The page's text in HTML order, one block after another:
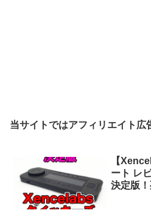
当サイトではアフィリエイト広
【
ート レ
決定版